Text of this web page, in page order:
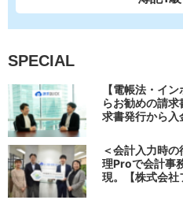
SPECIAL
【電帳法・イ
らお勧めの請
求書発行から
＜会計入力時
理Proで会計事
現。【株式会社